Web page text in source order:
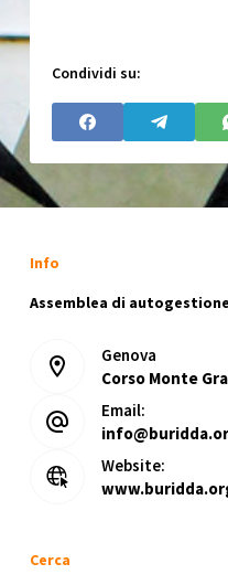
Condividi su:
Info
Assemblea di
Genova
Corso Monte
Email:
Website:
Cerca